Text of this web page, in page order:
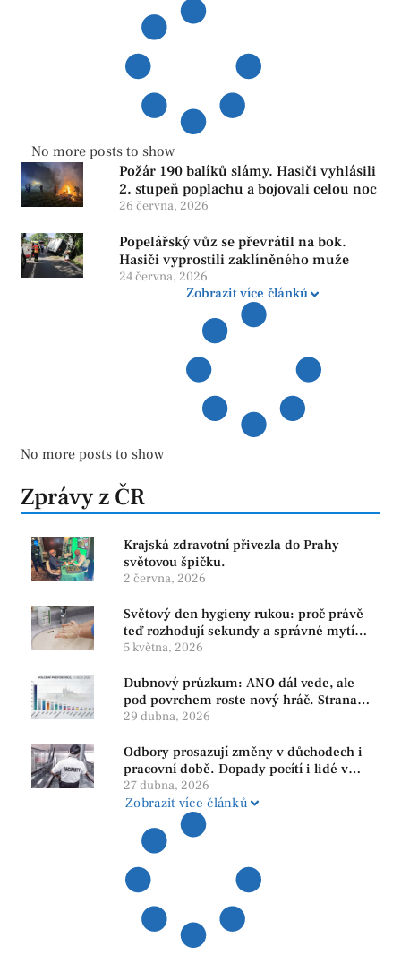
No more posts to show
Požár 190 balíků slámy. Hasiči vyhlásili
2. stupeň poplachu a bojovali celou noc
26 června, 2026
Popelářský vůz se převrátil na bok.
Hasiči vyprostili zaklíněného muže
24 června, 2026
Zobrazit více článků
No more posts to show
Zprávy z ČR
Krajská zdravotní přivezla do Prahy
světovou špičku.
2 června, 2026
Světový den hygieny rukou: proč právě
teď rozhodují sekundy a správné mytí
rukou
5 května, 2026
Dubnový průzkum: ANO dál vede, ale
pod povrchem roste nový hráč. Strana
PRO se drží nejvýš mezi menšími
29 dubna, 2026
Odbory prosazují změny v důchodech i
pracovní době. Dopady pocítí i lidé v
našem regionu
27 dubna, 2026
Zobrazit více článků